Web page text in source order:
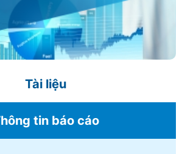
Tài liệu
tin báo cáo